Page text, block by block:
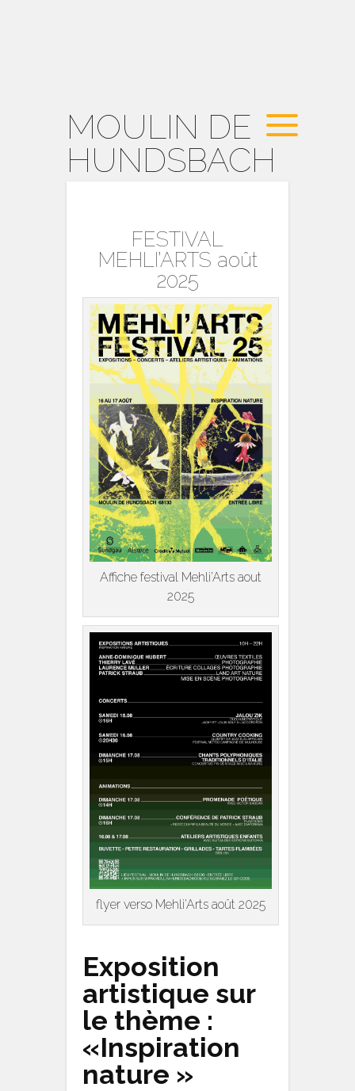
MOULIN DE
HUNDSBACH
FESTIVAL
MEHLI’ARTS août
2025
Affiche festival Mehli’Arts aout
2025
flyer verso Mehli’Arts août 2025
Exposition
artistique sur
le thème :
«Inspiration
nature »